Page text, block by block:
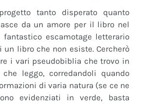
tanto disperato quanto
da un amore per il libro nel
escamotage letterario
un libro che non esiste. Cercherò
i vari pseudobiblia che trovo in
leggo, corredandoli quando
di varia natura (se ce ne
evidenziati in verde, basta